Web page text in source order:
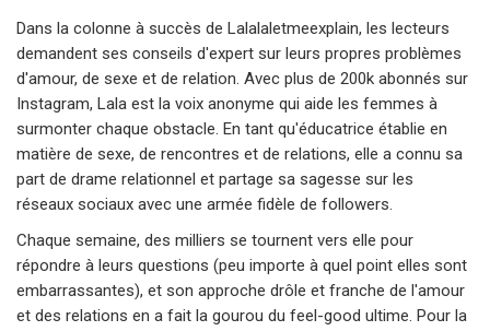
Dans la colonne à succès de Lalalaletmeexplain, les lecteurs
demandent ses conseils d'expert sur leurs propres problèmes
d'amour, de sexe et de relation. Avec plus de 200k abonnés sur
Instagram, Lala est la voix anonyme qui aide les femmes à
surmonter chaque obstacle. En tant qu'éducatrice établie en
matière de sexe, de rencontres et de relations, elle a connu sa
part de drame relationnel et partage sa sagesse sur les
réseaux sociaux avec une armée fidèle de followers.
Chaque semaine, des milliers se tournent vers elle pour
répondre à leurs questions (peu importe à quel point elles sont
embarrassantes), et son approche drôle et franche de l'amour
et des relations en a fait la gourou du feel-good ultime. Pour la